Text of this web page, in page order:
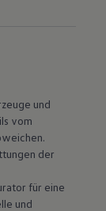
und
vom
der
für eine
und